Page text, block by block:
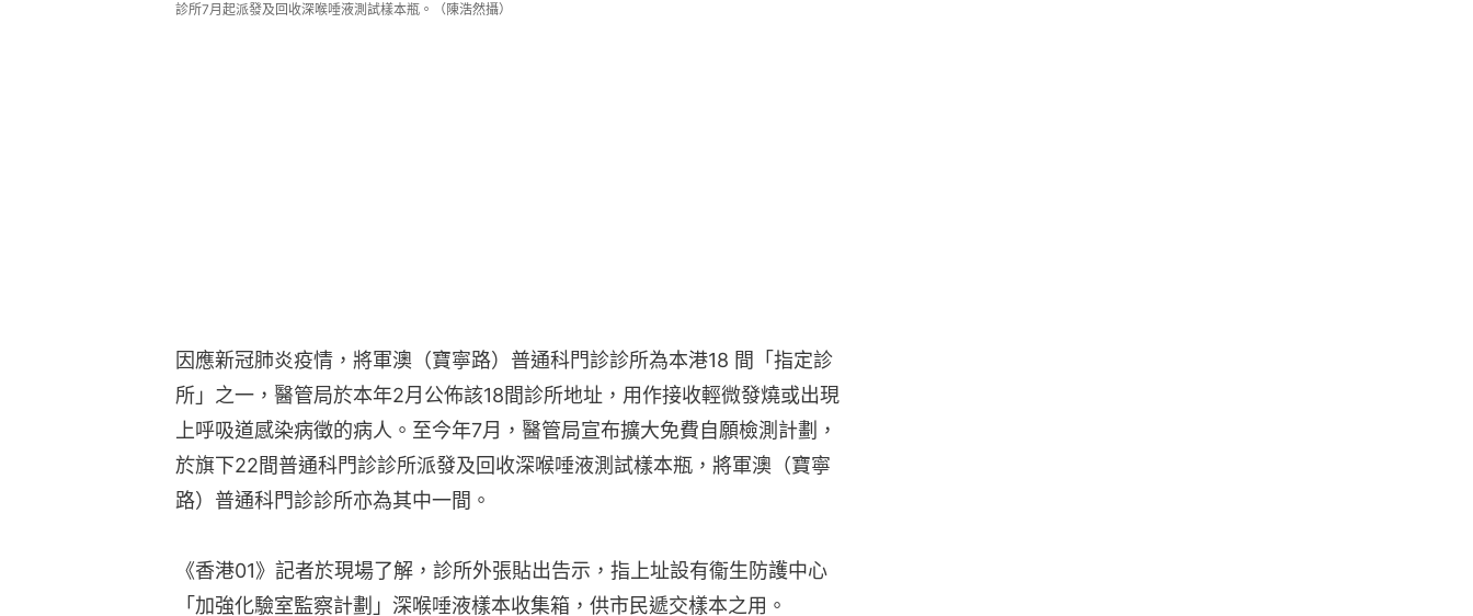
診所7月起派發及回收深喉唾液測試樣本瓶。（陳浩然攝）
因應新冠肺炎疫情，將軍澳（寶寧路）普通科門診診所為本港18 間「指定診
所」之一，醫管局於本年2月公佈該18間診所地址，用作接收輕微發燒或出現
上呼吸道感染病徵的病人。至今年7月，醫管局宣布擴大免費自願檢測計劃，
於旗下22間普通科門診診所派發及回收深喉唾液測試樣本瓶，將軍澳（寶寧
路）普通科門診診所亦為其中一間。
《香港01》記者於現場了解，診所外張貼出告示，指上址設有衞生防護中心
「加強化驗室監察計劃」深喉唾液樣本收集箱，供市民遞交樣本之用。